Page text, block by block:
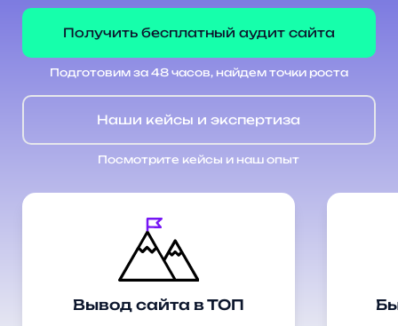
Получить бесплатный аудит сайта
Подготовим за 48 часов, найдем точки роста
Наши кейсы и экспертиза
Посмотрите кейсы и наш опыт
Вывод сайта в ТОП